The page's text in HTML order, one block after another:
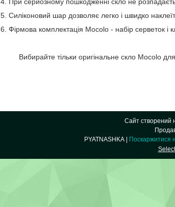
4. При серйозному пошкодженні скло не
5. Силіконовий шар дозволяє легко і швидко
6. Фірмова комплектація Mocolo - набір серветок і
Вибирайте тільки оригінальне скло Mocolo
Сайт створений
Поскаржитися